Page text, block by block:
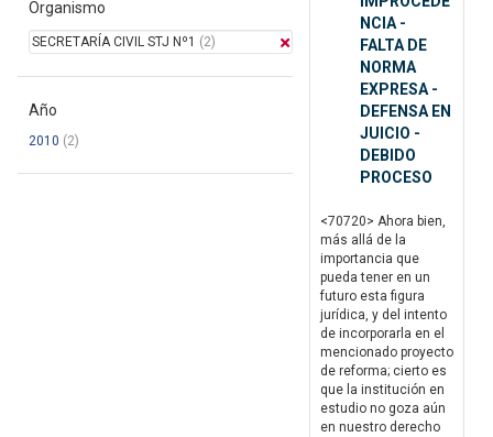
Organismo
SECRETARÍA CIVIL STJ Nº1 (2)
Año
2010 (2)
NCIA -
FALTA DE
NORMA
EXPRESA -
DEFENSA EN
JUICIO -
DEBIDO
PROCESO
<70720> Ahora bien,
más allá de la
importancia que
pueda tener en un
futuro esta figura
jurídica, y del intento
de incorporarla en el
mencionado proyecto
de reforma; cierto es
que la institución en
estudio no goza aún
en nuestro derecho